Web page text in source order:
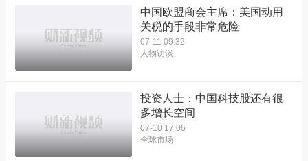
中国欧盟商会主席：美国动用
关税的手段非常危险
07-11 09:32
人物访谈
投资人士：中国科技股还有很
多增长空间
07-10 17:06
全球市场